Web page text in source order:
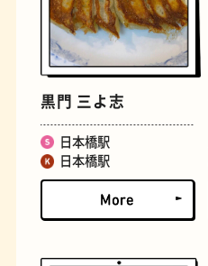
黒門 三よ志
日本橋駅
日本橋駅